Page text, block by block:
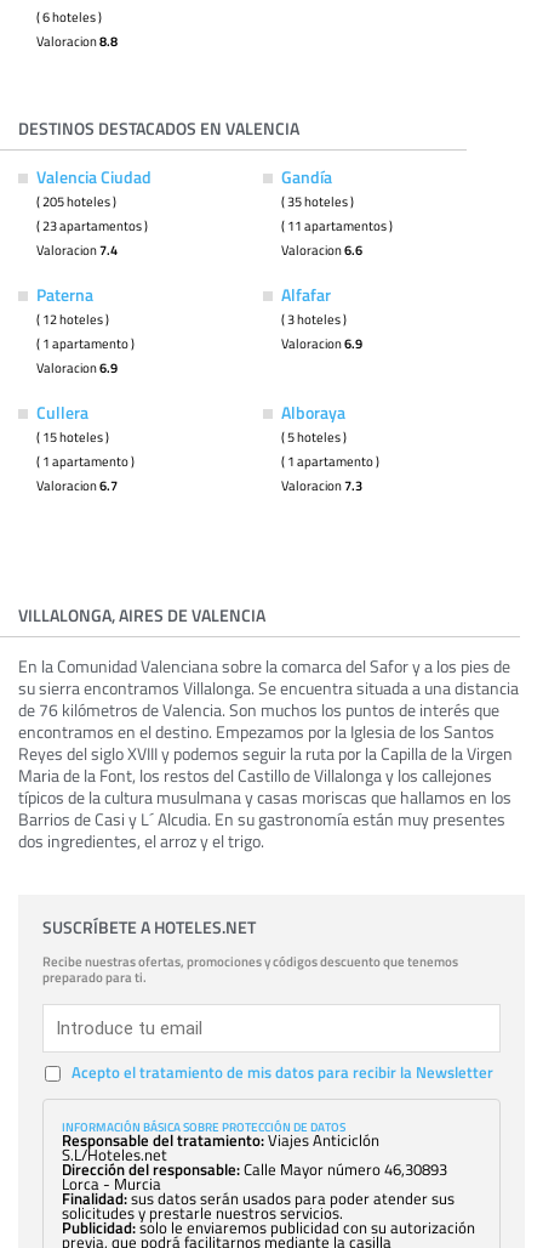
( 6 hoteles )
Valoracion8.8
DESTINOS DESTACADOS EN VALENCIA
Valencia Ciudad
( 205 hoteles )
( 23 apartamentos )
Valoracion7.4
Gandía
( 35 hoteles )
( 11 apartamentos )
Valoracion6.6
Paterna
( 12 hoteles )
( 1 apartamento )
Valoracion6.9
Alfafar
( 3 hoteles )
Valoracion6.9
Cullera
( 15 hoteles )
( 1 apartamento )
Valoracion6.7
Alboraya
( 5 hoteles )
( 1 apartamento )
Valoracion7.3
VILLALONGA, AIRES DE VALENCIA
En la Comunidad Valenciana sobre la comarca del Safor y a los pies de
su sierra encontramos Villalonga. Se encuentra situada a una distancia
de 76 kilómetros de Valencia. Son muchos los puntos de interés que
encontramos en el destino. Empezamos por la Iglesia de los Santos
Reyes del siglo XVIII y podemos seguir la ruta por la Capilla de la Virgen
Maria de la Font, los restos del Castillo de Villalonga y los callejones
típicos de la cultura musulmana y casas moriscas que hallamos en los
Barrios de Casi y L´ Alcudia. En su gastronomía están muy presentes
dos ingredientes, el arroz y el trigo.
SUSCRÍBETE A HOTELES.NET
Recibe nuestras ofertas, promociones y códigos descuento que tenemos
preparado para ti.
Acepto el tratamiento de mis datos para recibir la Newsletter
INFORMACIÓN BÁSICA SOBRE PROTECCIÓN DE DATOS
Responsable del tratamiento:Viajes Anticiclón
S.L/Hoteles.net
Dirección del responsable:Calle Mayor número 46,30893
Lorca - Murcia
Finalidad:sus datos serán usados para poder atender sus
solicitudes y prestarle nuestros servicios.
Publicidad:solo le enviaremos publicidad con su autorización
previa, que podrá facilitarnos mediante la casilla